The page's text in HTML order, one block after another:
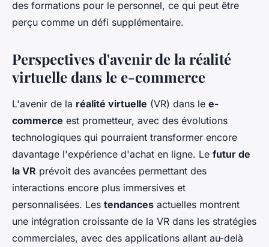
des formations pour le personnel, ce qui peut être
perçu comme un défi supplémentaire.
Perspectives d'avenir de la réalité
virtuelle dans le e-commerce
L'avenir de la réalité virtuelle (VR) dans le e-
commerce est prometteur, avec des évolutions
technologiques qui pourraient transformer encore
davantage l'expérience d'achat en ligne. Le futur de
la VR prévoit des avancées permettant des
interactions encore plus immersives et
personnalisées. Les tendances actuelles montrent
une intégration croissante de la VR dans les stratégies
commerciales, avec des applications allant au-delà